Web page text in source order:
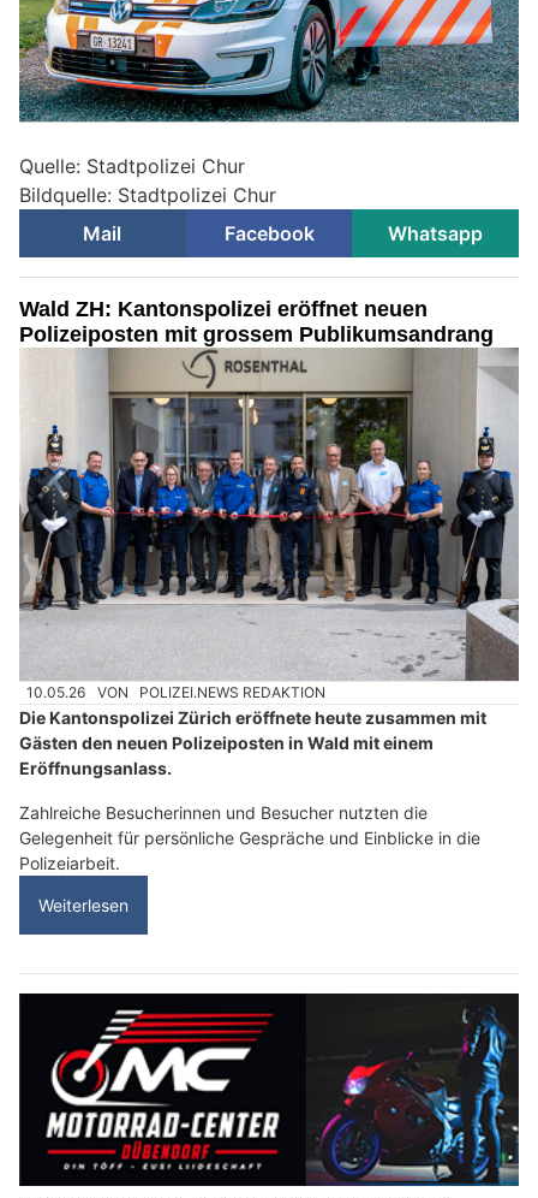
Quelle: Stadtpolizei Chur
Bildquelle: Stadtpolizei Chur
Mail
Facebook Whatsapp
Wald ZH: Kantonspolizei eröffnet neuen
Polizeiposten mit grossem Publikumsandrang
10.05.26 VON POLIZEI.NEWS REDAKTION
Die Kantonspolizei Zürich eröffnete heute zusammen mit
Gästen den neuen Polizeiposten in Wald mit einem
Eröffnungsanlass.
Zahlreiche Besucherinnen und Besucher nutzten die
Gelegenheit für persönliche Gespräche und Einblicke in die
Polizeiarbeit.
Weiterlesen